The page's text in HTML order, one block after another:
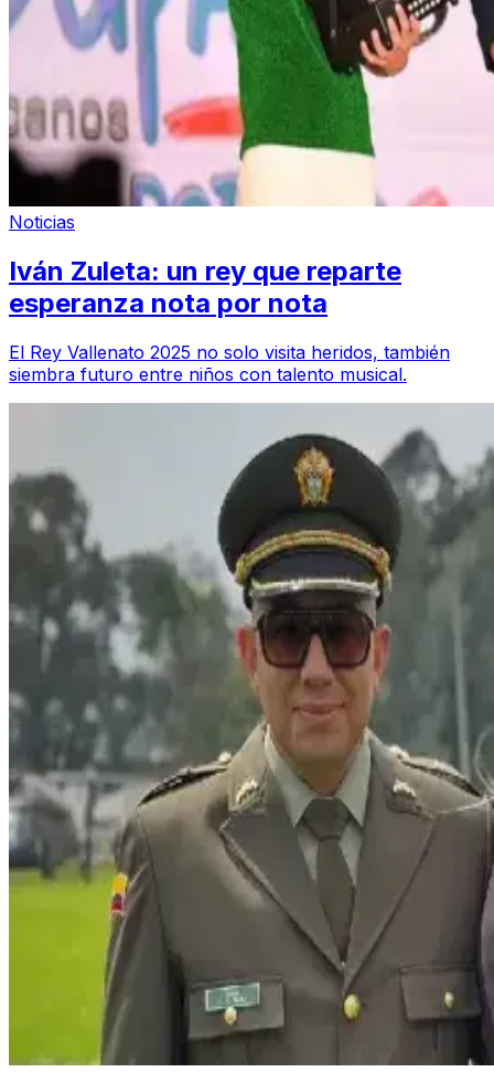
Noticias
Iván Zuleta: un rey que reparte
esperanza nota por nota
El Rey Vallenato 2025 no solo visita heridos, también
siembra futuro entre niños con talento musical.